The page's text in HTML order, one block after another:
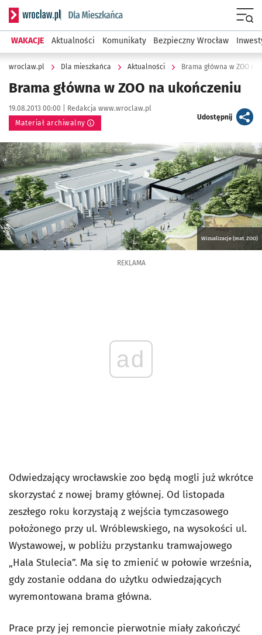
Serwis informacyjny wroclaw.pl podserwis: Dla mieszkańca
WAKACJE Aktualności Komunikaty Bezpieczny Wrocław
wroclaw.pl Dla mieszkańca Aktualności Brama główna w ZOO
Brama główna w ZOO na ukończeniu
Data publikacji:
19.08.2013 00:00 | Autor:
Redakcja www.wroclaw.pl
Materiał archiwalny
Udostępnijartykuł
Kliknij, aby powiększyć
Wizualizacje (mat. ZOO)
REKLAMA
ad
Odwiedzający wrocławskie zoo będą mogli już wkrótce
skorzystać z nowej bramy głównej. Od listopada
zeszłego roku korzystają z wejścia tymczasowego
położonego przy ul. Wróblewskiego, na wysokości ul.
Wystawowej, w pobliżu przystanku tramwajowego
„Hala Stulecia”. Ma się to zmienić w połowie września,
gdy zostanie oddana do użytku odwiedzających
wyremontowana brama główna.
Prace przy jej remoncie pierwotnie miały zakończyć